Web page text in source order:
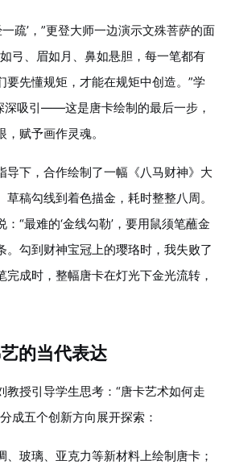
疏’，”更登大师一边演示文殊菩萨的面
弓、眉如月、鼻如悬胆，每一笔都有
要先懂规矩，才能在规矩中创造。”学
深吸引——这是唐卡绘制的最后一步，
赋予画作灵魂。
导下，合作绘制了一幅《八马财神》大
稿勾线到着色描金，耗时整整八周。
“最难的‘金线勾勒’，要用鼠须笔蘸金
。勾到财神宝冠上的璎珞时，我失败了
完成时，整幅唐卡在灯光下金光流转，
的当代表达
教授引导学生思考：“唐卡艺术如何走
成五个创新方向展开探索：
、玻璃、亚克力等新材料上绘制唐卡；